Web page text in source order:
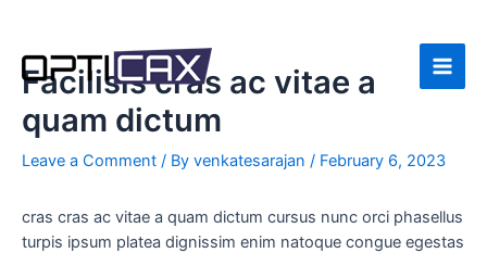
content
Main
Facilisis cras ac vitae a
quam dictum
Leave a Comment / By venkatesarajan / February 6, 2023
cras cras ac vitae a quam dictum cursus nunc orci phasellus
turpis ipsum platea dignissim enim natoque congue egestas